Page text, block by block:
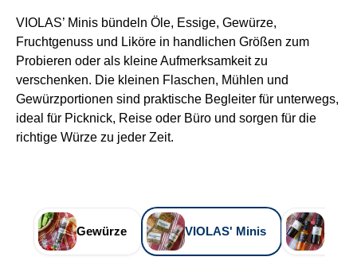
VIOLAS’ Minis bündeln Öle, Essige, Gewürze,
Fruchtgenuss und Liköre in handlichen Größen zum
Probieren oder als kleine Aufmerksamkeit zu
verschenken. Die kleinen Flaschen, Mühlen und
Gewürzportionen sind praktische Begleiter für unterwegs,
ideal für Picknick, Reise oder Büro und sorgen für die
richtige Würze zu jeder Zeit.
Gewürze VIOLAS' Minis